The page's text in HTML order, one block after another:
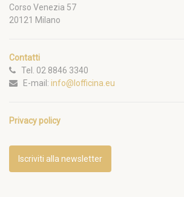
Corso Venezia 57
20121 Milano
Contatti
Tel. 02 8846 3340
E-mail: info@lofficina.eu
Privacy policy
Iscriviti alla newsletter